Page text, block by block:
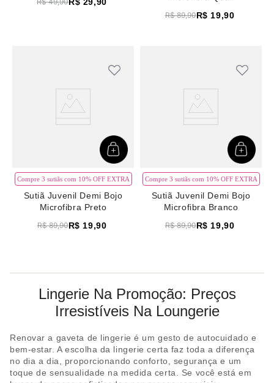
R$ 89,90R$ 19,90
Compre 3 sutiãs com 10% OFF EXTRA
Sutiã Juvenil Demi Bojo
Microfibra Preto
R$ 89,90R$ 19,90
Compre 3 sutiãs com 10% OFF EXTRA
Sutiã Juvenil Demi Bojo
Microfibra Branco
R$ 89,90R$ 19,90
Lingerie Na Promoção: Preços
Irresistíveis Na Loungerie
Renovar a gaveta de lingerie é um gesto de autocuidado e
bem-estar. A escolha da lingerie certa faz toda a diferença
no dia a dia, proporcionando conforto, segurança e um
toque de sensualidade na medida certa. Se você está em